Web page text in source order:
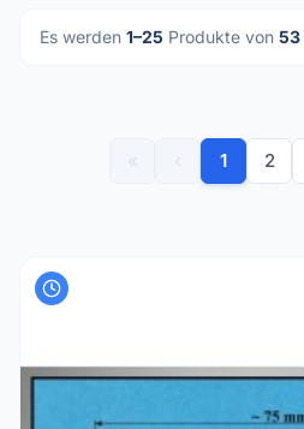
Es werden 1–25 Produkte von 53
1 2